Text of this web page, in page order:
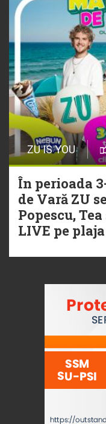
ZU IS YOU
În perioada
de Vară ZU
Popescu,
LIVE pe